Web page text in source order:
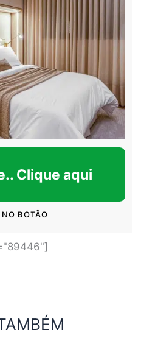
Clique aqui
BOTÃO